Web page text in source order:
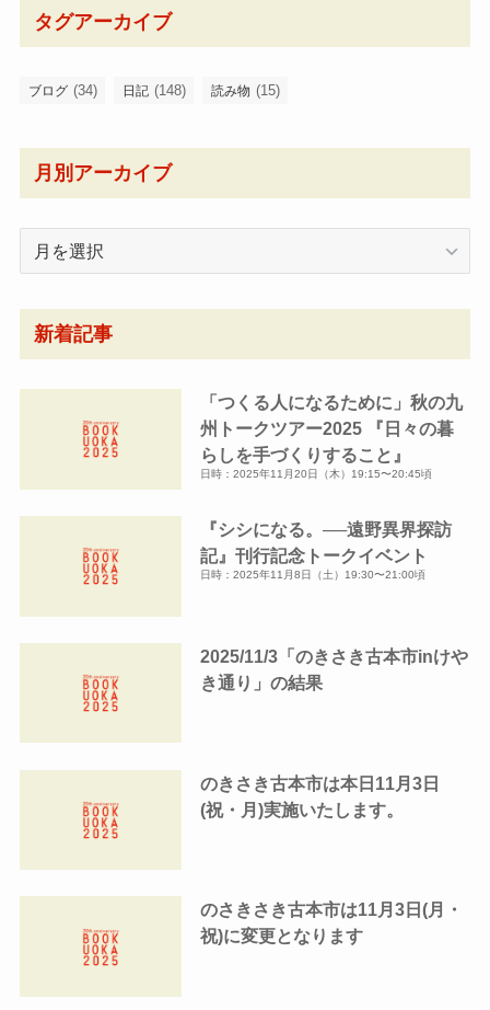
タグアーカイブ
ブログ (34) 日記 (148) 読み物 (15)
月別アーカイブ
ー
カ
新着記事
「つくる人になるために」秋の九
州トークツアー2025 『日々の暮
らしを手づくりすること』
日時：2025年11月20日（木）19:15〜20:45頃
『シシになる。──遠野異界探訪
記』刊行記念トークイベント
日時：2025年11月8日（土）19:30〜21:00頃
2025/11/3「のきさき古本市inけや
き通り」の結果
のきさき古本市は本日11月3日
(祝・月)実施いたします。
のさきさき古本市は11月3日(月・
祝)に変更となります